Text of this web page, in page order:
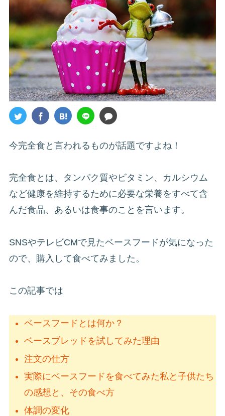
今完全食と言われるものが話題ですよね！
完全食とは、タンパク質やビタミン、カルシウム
など健康を維持するために必要な栄養をすべて含
んだ食品、あるいは食事のことを言います。
SNSやテレビCMで見たベースフードが気になった
ので、購入して食べてみました。
この記事では
ベースフードとは何か？
ベースブレッドを試してみた理由
注文の仕方
実際にベースフードを食べてみた私と子供たち
の感想と、その食べ方
体調の変化